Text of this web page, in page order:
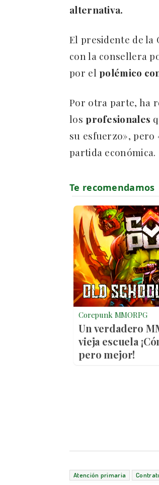
alternativa.
El presidente de la
con la consellera
por el polémico
Por otra parte, ha
los profesionales
su esfuerzo», pero
partida económica.
Corepunk MMORPG
Un verdadero
vieja escuela
pero mejor!
Atención primaria